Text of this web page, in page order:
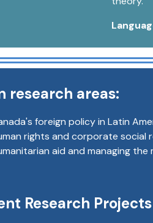
research areas:
foreign policy in Latin
rights and corporate social
aid and managing
Research Projects